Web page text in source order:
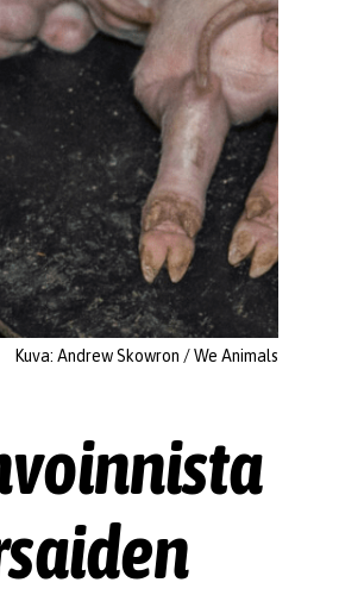
Kuva: Andrew Skowron / We Animals